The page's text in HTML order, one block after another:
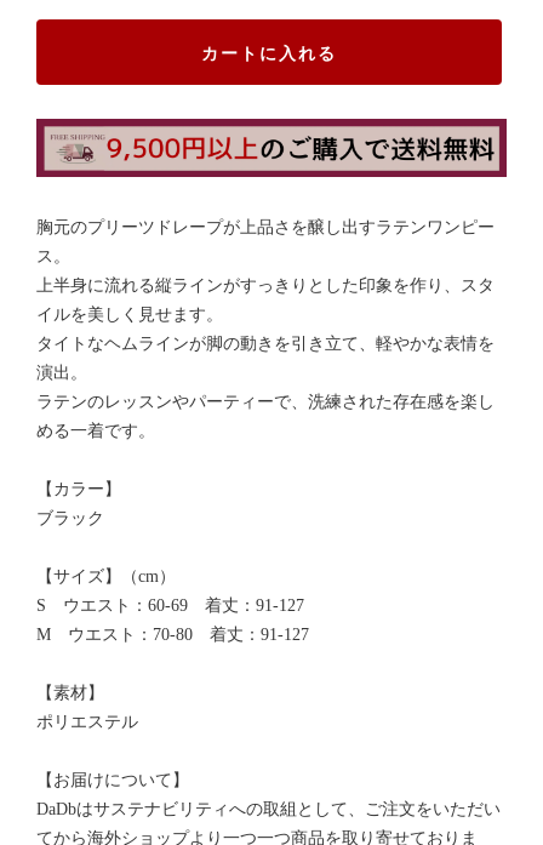
カートに入れる
胸元のプリーツドレープが上品さを醸し出すラテンワンピー
ス。
上半身に流れる縦ラインがすっきりとした印象を作り、スタ
イルを美しく見せます。
タイトなヘムラインが脚の動きを引き立て、軽やかな表情を
演出。
ラテンのレッスンやパーティーで、洗練された存在感を楽し
める一着です。
【カラー】
ブラック
【サイズ】（cm）
S ウエスト：60-69 着丈：91-127
M ウエスト：70-80 着丈：91-127
【素材】
ポリエステル
【お届けについて】
DaDbはサステナビリティへの取組として、ご注文をいただい
てから海外ショップより一つ一つ商品を取り寄せておりま